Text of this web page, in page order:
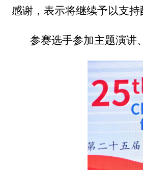
感谢，表示将继续予以支持
参赛选手参加主题演讲